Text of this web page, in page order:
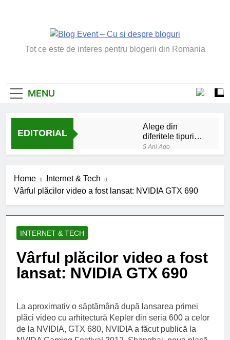
Blog Event – Cu Si
Tot ce este de interes pentru blogerii din Romania
MENU
EDITORIAL
Alege din
diferitele tipuri
de bratara de
argint
5 Ani Ago
invatate de la copilul
meu
Donald Trump
6 Ani Ago
Earthing sau
beneficiile contactului
Este posibil sa ne
iertam?
6 Ani Ago
Home
Internet & Tech
Vârful plăcilor video a fost lansat: NVIDIA GTX 690
INTERNET & TECH
Vârful plăcilor video a fost
lansat: NVIDIA GTX 690
La aproximativ o săptămână după lansarea primei
plăci video cu arhitectură Kepler din seria 600 a celor
de la NVIDIA, GTX 680, NVIDIA a făcut publică la